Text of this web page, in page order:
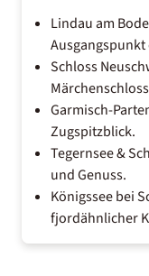
Lindau am
Ausgangspunkt
Schloss
Garmisch-
Zugspitzblick.
Tegernsee &
und Genuss.
Königssee bei
fjordähnlicher